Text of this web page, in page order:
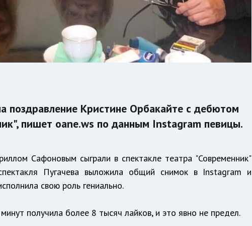
поздравление Кристине Орбакайте с дебютом
пишет oane.ws по данным Instagram певицы.
Сафоновым сыграли в спектакле театра "Современник"
Пугачева выложила общий снимок в Instagram и
свою роль гениально.
получила более 8 тысяч лайков, и это явно не предел.